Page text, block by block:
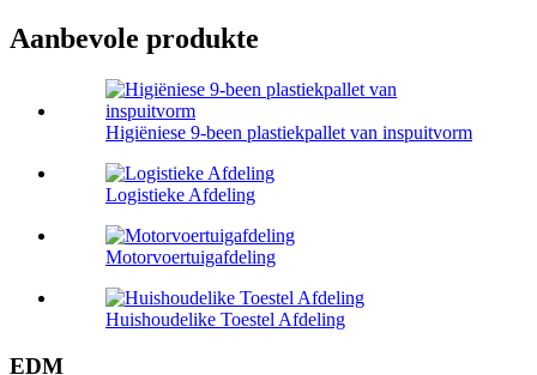
Aanbevole produkte
Higiëniese 9-been plastiekpallet van inspuitvorm
Logistieke Afdeling
Motorvoertuigafdeling
Huishoudelike Toestel Afdeling
EDM